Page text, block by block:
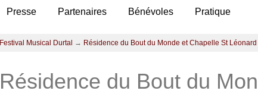
Presse
Partenaires Bénévoles Pratique
Festival Musical Durtal → Résidence du Bout du Monde et Chapelle St Léonard
Résidence du Bout du